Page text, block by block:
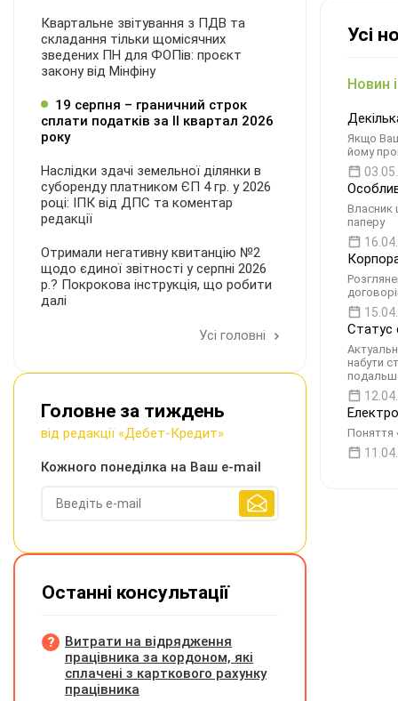
Усі
Новин
Якщо
йому
Власник
паперу
Статус
набути
Поняття
Квартальне звітування з ПДВ та
складання тільки щомісячних
зведених ПН для ФОПів: проєкт
закону від Мінфіну
19 серпня – граничний строк
сплати податків за ІI квартал 2026
року
Наслідки здачі земельної ділянки в
суборенду платником ЄП 4 гр. у 2026
році: ІПК від ДПС та коментар
редакції
Отримали негативну квитанцію №2
щодо єдиної звітності у серпні 2026
р.? Покрокова інструкція, що робити
далі
Усі головні
Головне за тиждень
від редакції «Дебет-Кредит»
Кожного понеділка на Ваш e-mail
Останні консультації
Витрати на відрядження
працівника за кордоном, які
сплачені з карткового рахунку
працівника